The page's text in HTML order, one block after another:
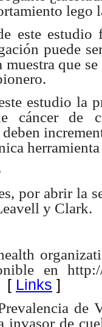
lego
este estudio
puede
muestra que
estudio la
cáncer de
deben
herramienta
por abrir la
y Clark.
en
Links ]
de
invasor de